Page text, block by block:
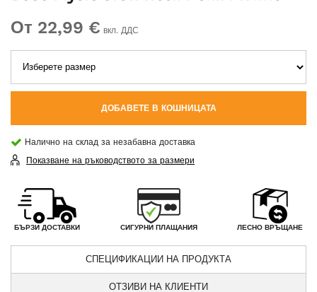
От 22,99 € вкл. ДДС
ДОБАВЕТЕ В КОШНИЦАТА
Налично на склад за незабавна доставка
Показване на ръководството за размери
БЪРЗИ ДОСТАВКИ СИГУРНИ ПЛАЩАНИЯ ЛЕСНО ВРЪЩАНЕ
СПЕЦИФИКАЦИИ НА ПРОДУКТА
ОТЗИВИ НА КЛИЕНТИ